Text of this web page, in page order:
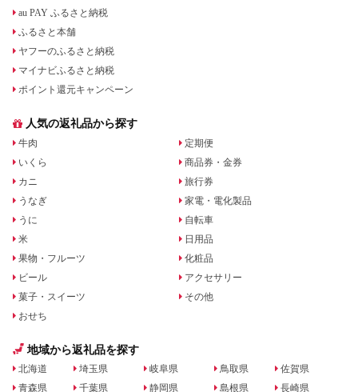
au PAY ふるさと納税
ふるさと本舗
ヤフーのふるさと納税
マイナビふるさと納税
ポイント還元キャンペーン
人気の返礼品から探す
牛肉
いくら
カニ
うなぎ
うに
米
果物・フルーツ
ビール
菓子・スイーツ
おせち
定期便
商品券・金券
旅行券
家電・電化製品
自転車
日用品
化粧品
アクセサリー
その他
地域から返礼品を探す
北海道
青森県
埼玉県
千葉県
岐阜県
静岡県
鳥取県
島根県
佐賀県
長崎県